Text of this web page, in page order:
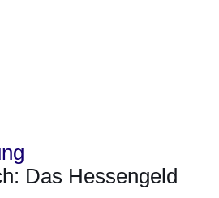
Das Hessengeld